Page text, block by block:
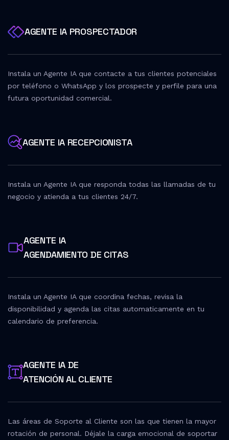
AGENTE IA PROSPECTADOR
Instala un Agente IA que contacte a tus clientes potenciales
por teléfono o WhatsApp y los prospecte y perfile para una
futura oportunidad comercial.
AGENTE IA RECEPCIONISTA
Instala un Agente IA que responda todas las llamadas de tu
negocio y atienda a tus clientes 24/7.
AGENTE IA
AGENDAMIENTO DE CITAS
Instala un Agente IA que coordina fechas, revisa la
disponibilidad y agenda las citas automaticamente en tu
calendario de preferencia.
AGENTE IA DE
ATENCIÓN AL CLIENTE
Las áreas de Soporte al Cliente son las que tienen la mayor
rotación de personal. Déjale la carga emocional de soportar